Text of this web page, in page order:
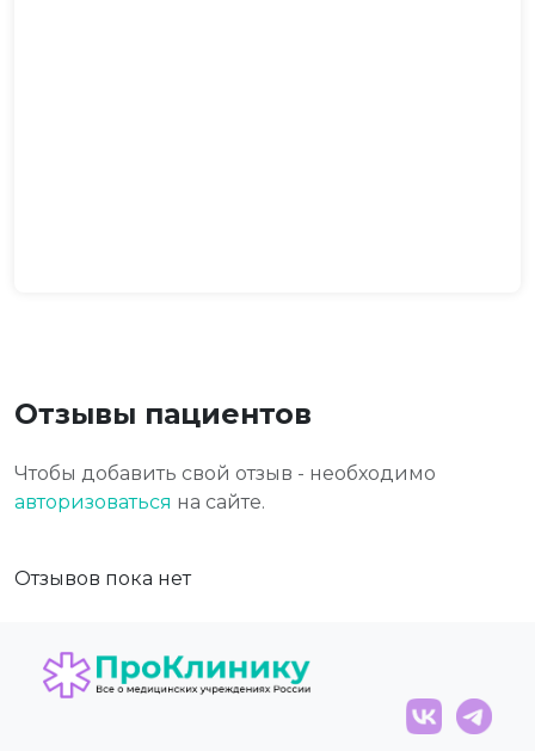
Отзывы пациентов
Чтобы добавить свой отзыв - необходимо
авторизоваться на сайте.
Отзывов пока нет